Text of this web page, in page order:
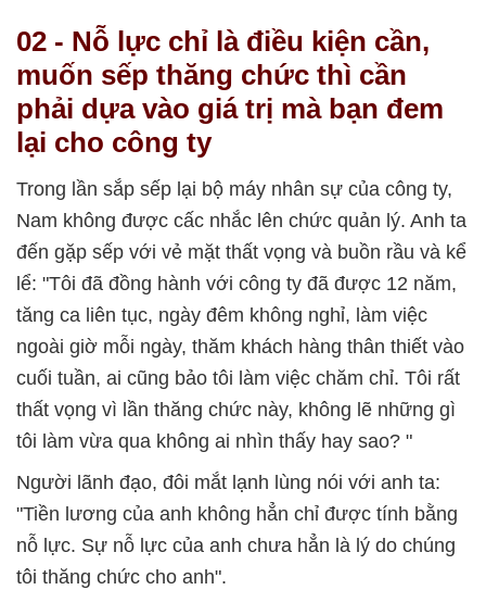
02 - Nỗ lực chỉ là điều kiện cần,
muốn sếp thăng chức thì cần
phải dựa vào giá trị mà bạn đem
lại cho công ty
Trong lần sắp sếp lại bộ máy nhân sự của công ty,
Nam không được cấc nhắc lên chức quản lý. Anh ta
đến gặp sếp với vẻ mặt thất vọng và buồn rầu và kể
lể: "Tôi đã đồng hành với công ty đã được 12 năm,
tăng ca liên tục, ngày đêm không nghỉ, làm việc
ngoài giờ mỗi ngày, thăm khách hàng thân thiết vào
cuối tuần, ai cũng bảo tôi làm việc chăm chỉ. Tôi rất
thất vọng vì lần thăng chức này, không lẽ những gì
tôi làm vừa qua không ai nhìn thấy hay sao? "
Người lãnh đạo, đôi mắt lạnh lùng nói với anh ta:
"Tiền lương của anh không hẳn chỉ được tính bằng
nỗ lực. Sự nỗ lực của anh chưa hẳn là lý do chúng
tôi thăng chức cho anh".